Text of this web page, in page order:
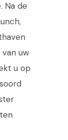
Na de
uw
u op